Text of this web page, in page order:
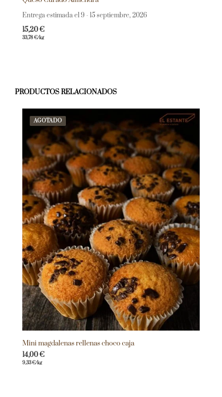
Entrega estimada el 9 - 15 septiembre, 2026
15,20€
33,78€/kg
PRODUCTOS RELACIONADOS
AGOTADO
Mini magdalenas rellenas choco caja
14,00€
9,33€/kg